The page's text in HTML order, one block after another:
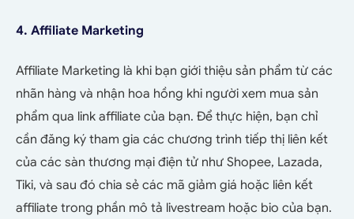
4. Affiliate Marketing
Affiliate Marketing là khi bạn giới thiệu sản phẩm từ các
nhãn hàng và nhận hoa hồng khi người xem mua sản
phẩm qua link affiliate của bạn. Để thực hiện, bạn chỉ
cần đăng ký tham gia các chương trình tiếp thị liên kết
của các sàn thương mại điện tử như Shopee, Lazada,
Tiki, và sau đó chia sẻ các mã giảm giá hoặc liên kết
affiliate trong phần mô tả livestream hoặc bio của bạn.